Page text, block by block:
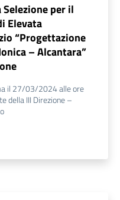
per il
Elevata
“Progettazione
– Alcantara”
il 27/03/2024 alle ore
della III Direzione –